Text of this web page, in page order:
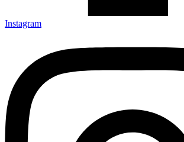
Instagram